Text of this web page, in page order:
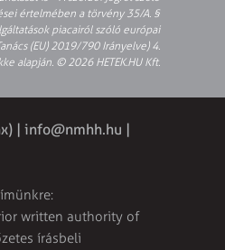
értelmében a törvény 35/A. §
piacairól szóló európai
(EU) 2019/790 Irányelve) 4.
alapján. © 2026 HETEK.HU Kft.
| info@nmhh.hu |
written authority of
írásbeli